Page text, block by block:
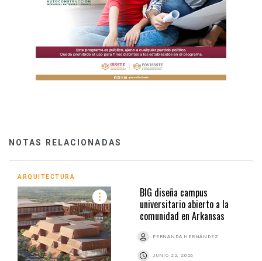
NOTAS RELACIONADAS
ARQUITECTURA
BIG diseña campus
universitario abierto a la
comunidad en Arkansas
FERNANDA HERNÁNDEZ
JUNIO 22, 2026